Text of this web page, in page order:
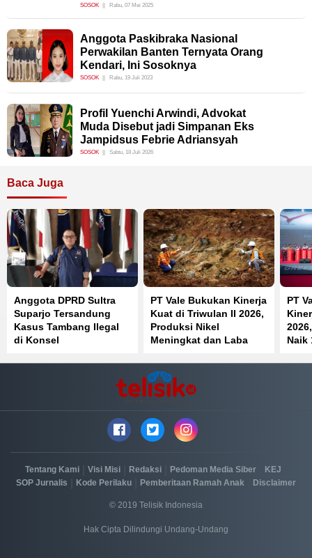
SOSOK Rabu, 07 Mei 2025
Anggota Paskibraka Nasional
Perwakilan Banten Ternyata Orang
Kendari, Ini Sosoknya
SOSOK Rabu, 19 Juli 2023
Profil Yuenchi Arwindi, Advokat
Muda Disebut jadi Simpanan Eks
Jampidsus Febrie Adriansyah
SOSOK Sabtu, 18 Juli 2026
Baca Juga
Anggota DPRD Sultra
Suparjo Tersandung
Kasus Tambang Ilegal
di Konsel
PT Vale Bukukan Kinerja
Kuat di Triwulan II 2026,
Produksi Nikel
Meningkat dan Laba
PT
Naik
Tentang Kami Visi Misi Redaksi Pedoman Media Siber KEJ
SOP Jurnalis Kode Perilaku Pemberitaan Ramah Anak Disclaimer
© 2019 Telisik Indonesia
Hak Cipta Dilindungi Undang-Undang